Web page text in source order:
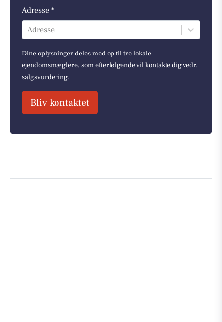
Adresse *
Adresse
Dine oplysninger deles med op til tre lokale
ejendomsmæglere, som efterfølgende vil kontakte dig vedr.
salgsvurdering.
Bliv kontaktet